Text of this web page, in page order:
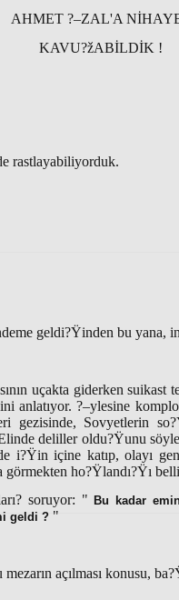
AHMET ?–ZAL'A
KAVU?žABİLDİK !
rastlayabiliyorduk.
geldi?Ÿinden bu yana,
uçakta giderken suikast
anlatıyor. ?–ylesine
gezisinde, Sovyetlerin
deliller oldu?Ÿunu
i?Ÿin içine katıp, olayı
görmekten ho?Ÿlandı?Ÿı
soruyor: "Bu kadar
geldi ? "
açılması konusu,